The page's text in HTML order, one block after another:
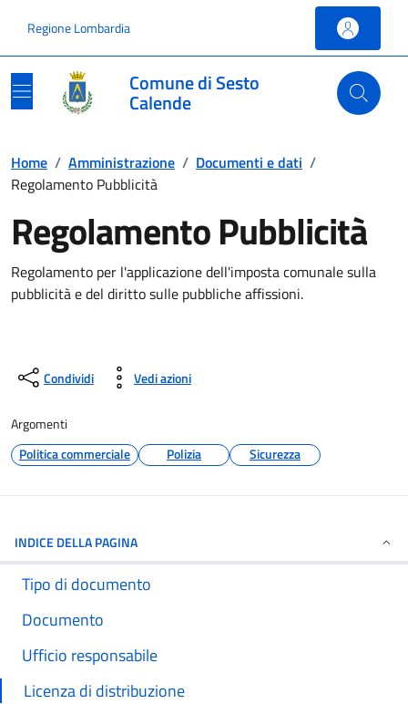
Regione Lombardia
Comune di Sesto
Calende
Home / Amministrazione / Documenti e dati /
Regolamento Pubblicità
Regolamento Pubblicità
Regolamento per l'applicazione dell'imposta comunale sulla
pubblicità e del diritto sulle pubbliche affissioni.
Condividi Vedi azioni
Argomenti
Politica commerciale
Polizia Sicurezza
INDICE DELLA PAGINA
Tipo di documento
Documento
Ufficio responsabile
Licenza di distribuzione